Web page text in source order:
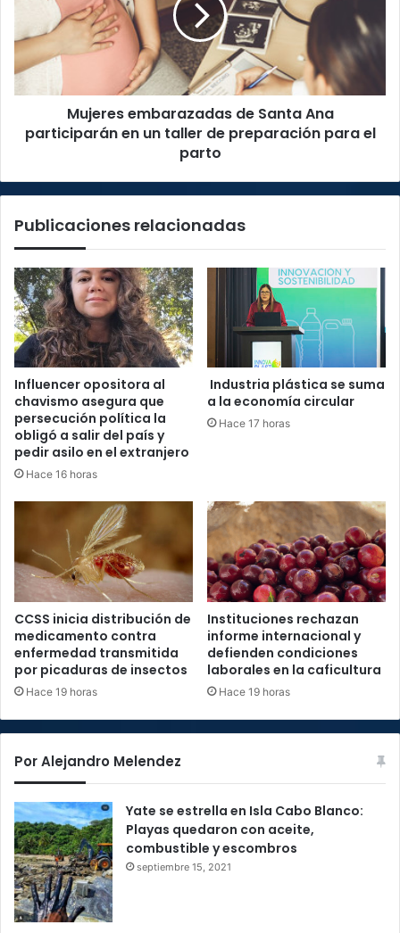
participarán
en
un
taller
preparación
parto
Mujeres embarazadas de Santa Ana
participarán en un taller de preparación para el
parto
Publicaciones relacionadas
Influencer opositora al
chavismo asegura que
persecución política la
obligó a salir del país y
pedir asilo en el extranjero
Hace 16 horas
Industria plástica se suma
a la economía circular
Hace 17 horas
CCSS inicia distribución de
medicamento contra
enfermedad transmitida
por picaduras de insectos
Hace 19 horas
Instituciones rechazan
informe internacional y
defienden condiciones
laborales en la caficultura
Hace 19 horas
Por Alejandro Melendez
Yate se estrella en Isla Cabo Blanco:
Playas quedaron con aceite,
combustible y escombros
septiembre 15, 2021